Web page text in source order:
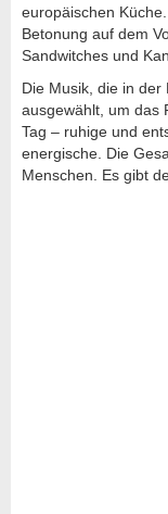
europäischen
Betonung auf dem
Sandwitches und
Die Musik, die in
ausgewählt, um das
Tag – ruhige und
energische. Die
Menschen. Es gibt